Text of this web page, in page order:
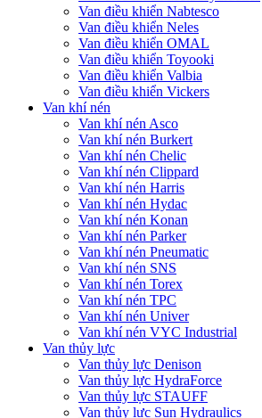
Van điều khiển Nabtesco
Van điều khiển Neles
Van điều khiển OMAL
Van điều khiển Toyooki
Van điều khiển Valbia
Van điều khiển Vickers
Van khí nén
Van khí nén Asco
Van khí nén Burkert
Van khí nén Chelic
Van khí nén Clippard
Van khí nén Harris
Van khí nén Hydac
Van khí nén Konan
Van khí nén Parker
Van khí nén Pneumatic
Van khí nén SNS
Van khí nén Torex
Van khí nén TPC
Van khí nén Univer
Van khí nén VYC Industrial
Van thủy lực
Van thủy lực Denison
Van thủy lực HydraForce
Van thủy lực STAUFF
Van thủy lực Sun Hydraulics